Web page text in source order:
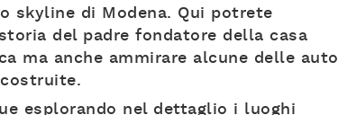
skyline di Modena. Qui potrete
del padre fondatore della casa
ma anche ammirare alcune delle auto
esplorando nel dettaglio i luoghi